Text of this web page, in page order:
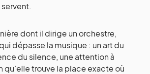
dont il dirige un orchestre,
dépasse la musique : un art du
du silence, une attention à
qu’elle trouve la place exacte où